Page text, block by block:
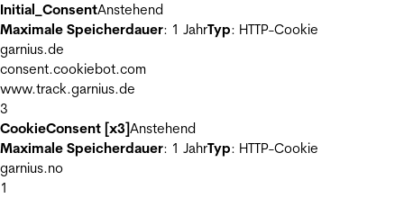
Initial_ConsentAnstehend
Maximale Speicherdauer: 1 JahrTyp: HTTP-Cookie
garnius.de
consent.cookiebot.com
www.track.garnius.de
3
CookieConsent [x3]Anstehend
Maximale Speicherdauer: 1 JahrTyp: HTTP-Cookie
garnius.no
1